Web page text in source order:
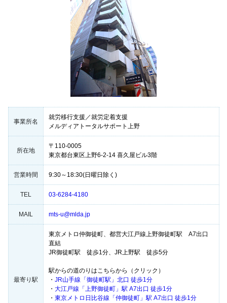
事業所名
就労移行支援／就労定着支援
メルディアトータルサポート上野
所在地
〒110-0005
東京都台東区上野6-2-14 喜久屋ビル3階
営業時間 9:30～18:30(日曜日除く)
TEL 03-6284-4180
MAIL mts-u@mlda.jp
最寄り駅
東京メトロ仲御徒町、都営大江戸線上野御徒町駅 A7出口
直結
JR御徒町駅 徒歩1分、JR上野駅 徒歩5分
駅からの道のりはこちらから（クリック）
・ JR山手線「御徒町駅」北口 徒歩1分
・ 大江戸線「上野御徒町」駅 A7出口 徒歩1分
・ 東京メトロ日比谷線「仲御徒町」駅 A7出口 徒歩1分